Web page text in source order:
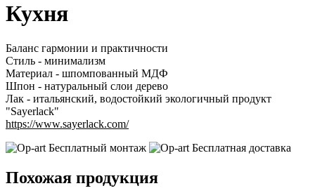
Кухня
Баланс гармонии и практичности
Стиль - минимализм
Материал - шпомпованный МДФ
Шпон - натуральный слои дерево
Лак - итальянский, водостойкий экологичный продукт
"Sayerlack"
https://www.sayerlack.com/
Бесплатный монтаж
Бесплатная доставка
Похожая продукция